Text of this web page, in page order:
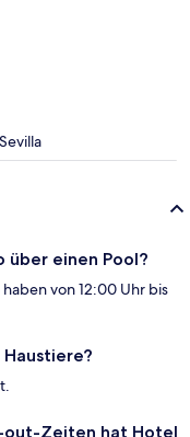
über einen Pool?
von 12:00 Uhr bis
out-Zeiten hat Hotel